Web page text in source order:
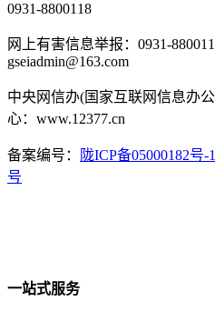
0931-8800118
网上有害信息举报：0931-
gseiadmin@163.com
中央网信办(国家互联网信息办
心：www.12377.cn
备案编号： 陇ICP备05000182号-1
号
一站式服务